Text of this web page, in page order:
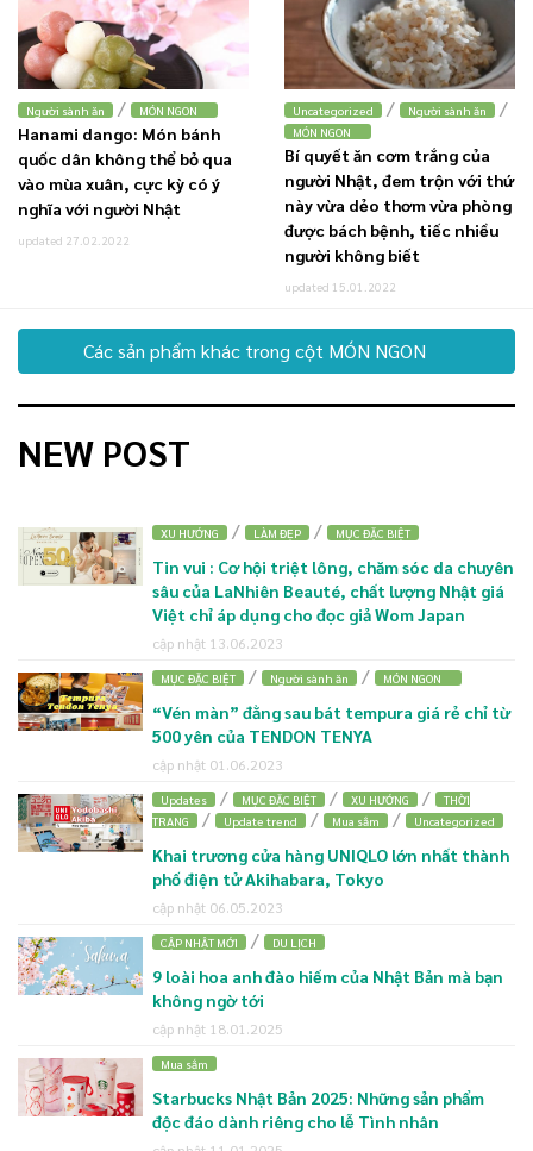
Người sành ăn / MÓN NGON
Hanami dango: Món bánh
quốc dân không thể bỏ qua
vào mùa xuân, cực kỳ có ý
nghĩa với người Nhật
updated 27.02.2022
Uncategorized / Người sành ăn /
MÓN NGON
Bí quyết ăn cơm trắng của
người Nhật, đem trộn với thứ
này vừa dẻo thơm vừa phòng
được bách bệnh, tiếc nhiều
người không biết
updated 15.01.2022
Các sản phẩm khác trong cột MÓN NGON
NEW POST
XU HƯỚNG / LÀM ĐẸP / MỤC ĐẶC BIỆT
Tin vui : Cơ hội triệt lông, chăm sóc da chuyên
sâu của LaNhiên Beauté, chất lượng Nhật giá
Việt chỉ áp dụng cho đọc giả Wom Japan
cập nhật 13.06.2023
MỤC ĐẶC BIỆT / Người sành ăn / MÓN NGON
“Vén màn” đằng sau bát tempura giá rẻ chỉ từ
500 yên của TENDON TENYA
cập nhật 01.06.2023
Updates / MỤC ĐẶC BIỆT / XU HƯỚNG /
THỜI
TRANG / Update trend / Mua sắm / Uncategorized
Khai trương cửa hàng UNIQLO lớn nhất thành
phố điện tử Akihabara, Tokyo
cập nhật 06.05.2023
CẬP NHẬT MỚI / DU LỊCH
9 loài hoa anh đào hiếm của Nhật Bản mà bạn
không ngờ tới
cập nhật 18.01.2025
Mua sắm
Starbucks Nhật Bản 2025: Những sản phẩm
độc đáo dành riêng cho lễ Tình nhân